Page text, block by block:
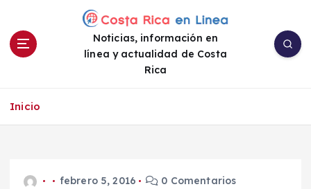
Noticias, información en
línea y actualidad de Costa
Rica
Inicio
febrero 5, 2016 0 Comentarios